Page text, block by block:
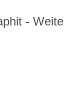
- Weite